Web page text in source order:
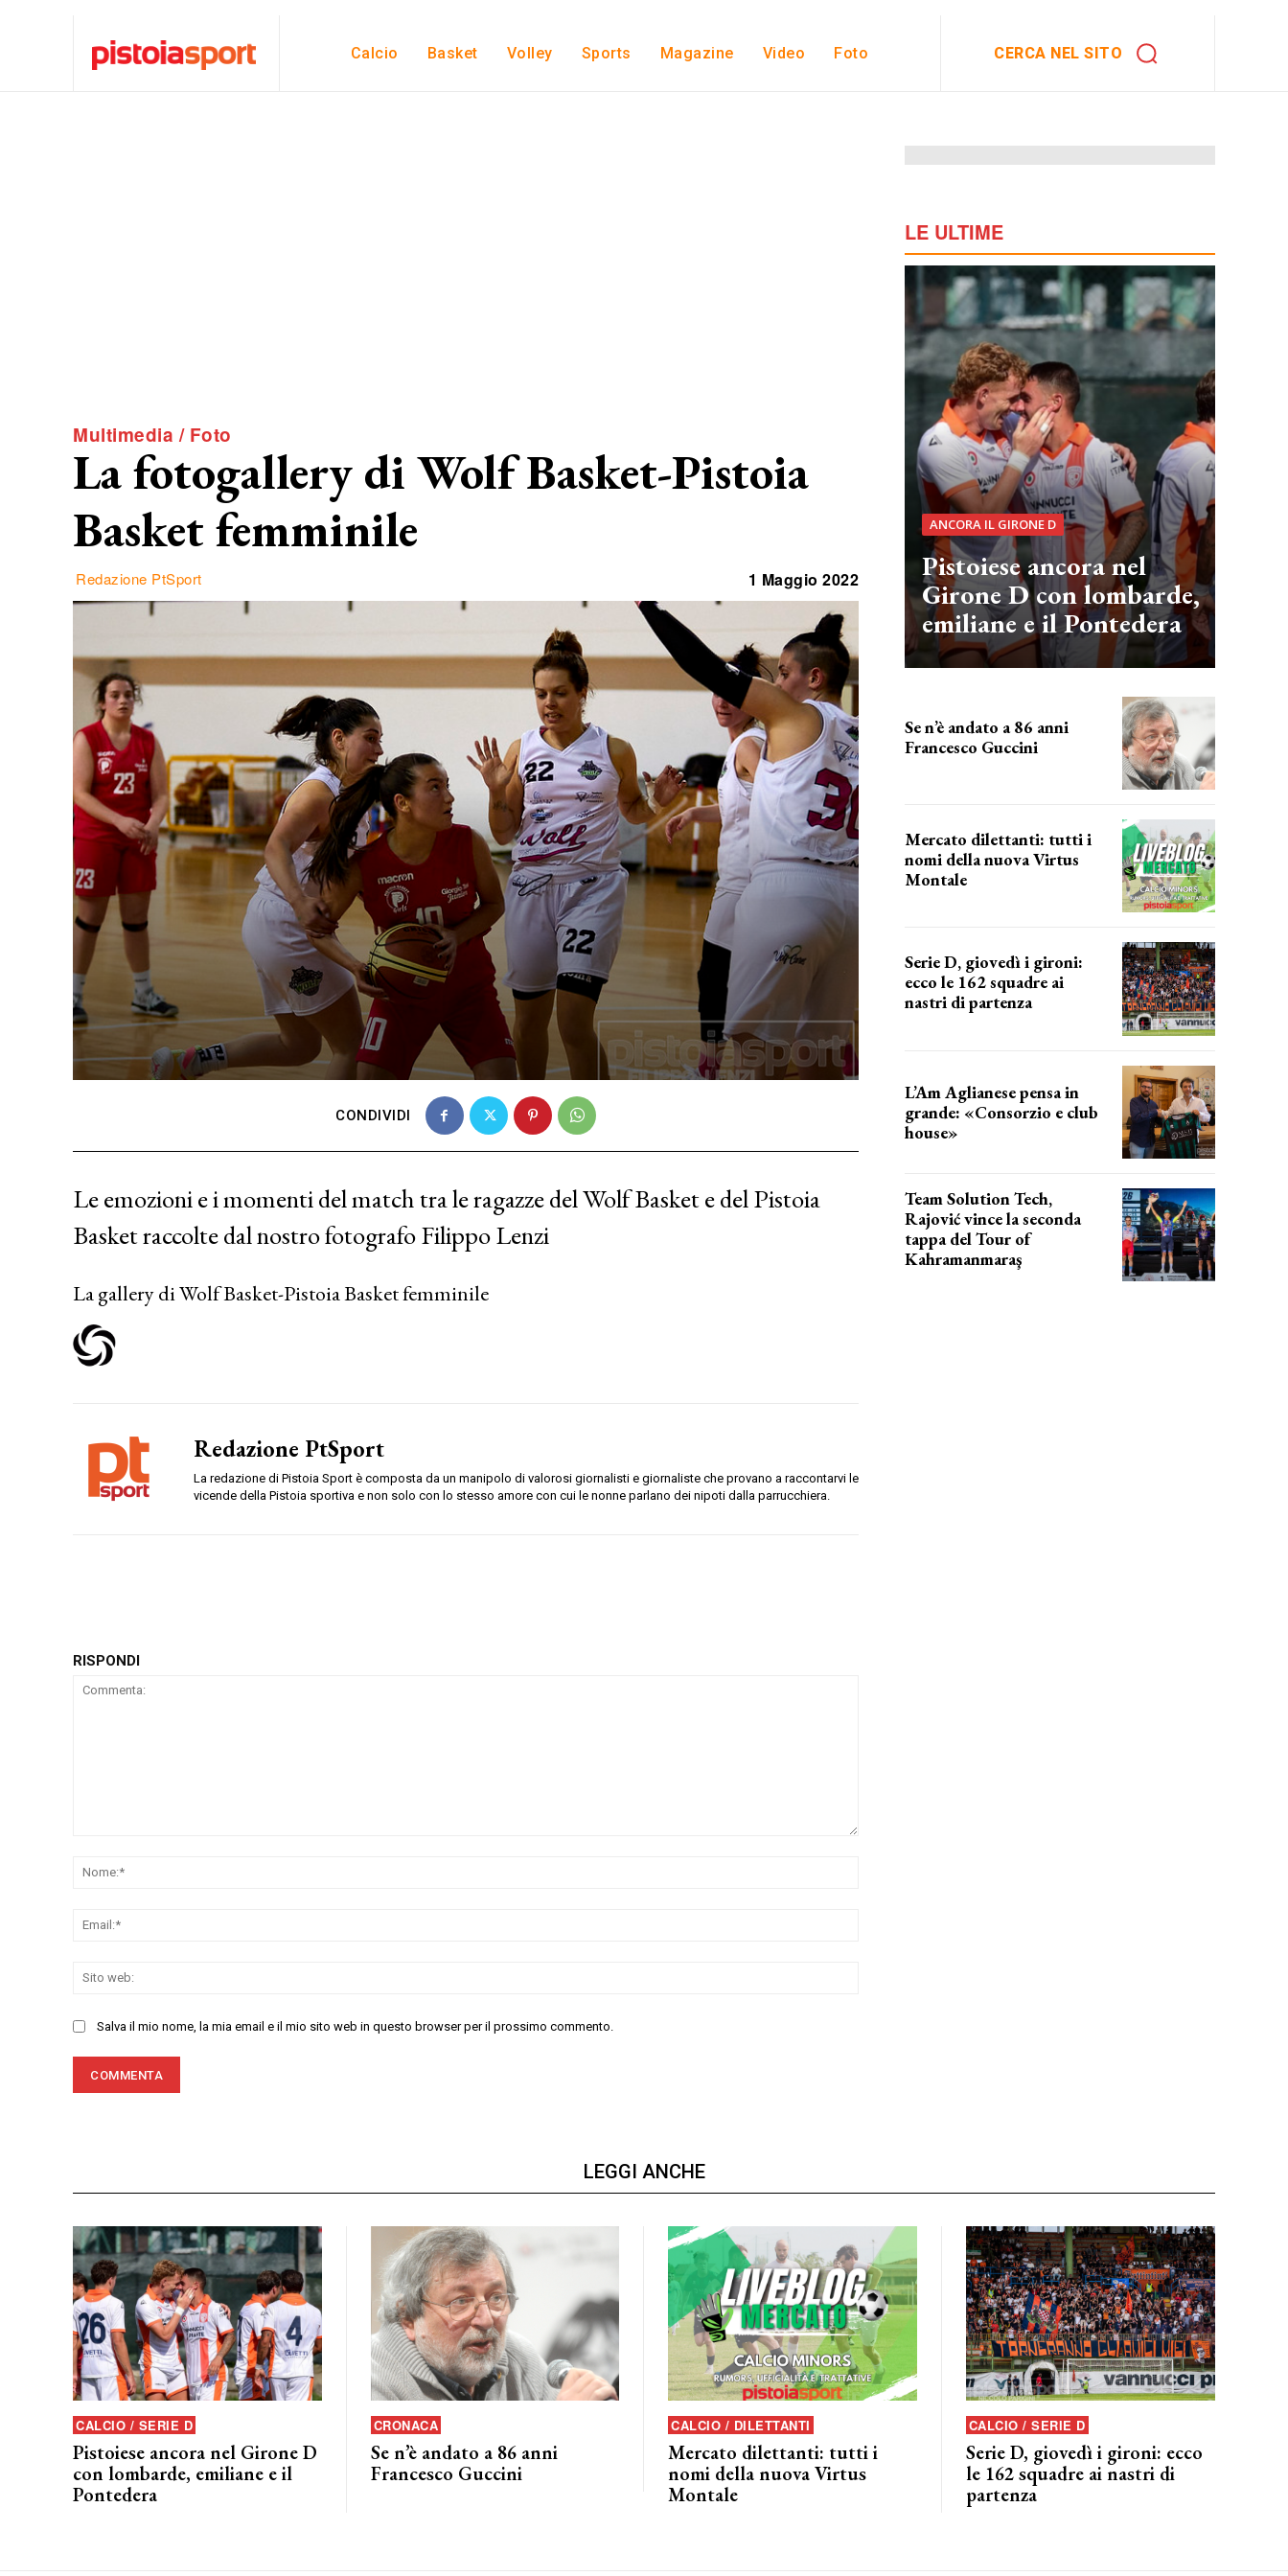
Calcio Basket Volley Sports Magazine Video Foto CERCA NEL SITO
Multimedia / Foto
La fotogallery di Wolf Basket-Pistoia
Basket femminile
Redazione PtSport 1 Maggio 2022
CONDIVIDI
Le emozioni e i momenti del match tra le ragazze del Wolf Basket e del Pistoia
Basket raccolte dal nostro fotografo Filippo Lenzi
La gallery di Wolf Basket-Pistoia Basket femminile
Redazione PtSport
La redazione di Pistoia Sport è composta da un manipolo di valorosi giornalisti e giornaliste che provano a raccontarvi le
vicende della Pistoia sportiva e non solo con lo stesso amore con cui le nonne parlano dei nipoti dalla parrucchiera.
RISPONDI
Salva il mio nome, la mia email e il mio sito web in questo browser per il prossimo commento.
LE ULTIME
ANCORA IL GIRONE D
Pistoiese ancora nel
Girone D con lombarde,
emiliane e il Pontedera
Se n’è andato a 86 anni
Francesco Guccini
Mercato dilettanti: tutti i
nomi della nuova Virtus
Montale
Serie D, giovedì i gironi:
ecco le 162 squadre ai
nastri di partenza
L’Am Aglianese pensa in
grande: «Consorzio e club
house»
Team Solution Tech,
Rajović vince la seconda
tappa del Tour of
Kahramanmaraş
LEGGI ANCHE
CALCIO / SERIE D
Pistoiese ancora nel Girone D
con lombarde, emiliane e il
Pontedera
CRONACA
Se n’è andato a 86 anni
Francesco Guccini
CALCIO / DILETTANTI
Mercato dilettanti: tutti i
nomi della nuova Virtus
Montale
CALCIO / SERIE D
Serie D, giovedì i gironi: ecco
le 162 squadre ai nastri di
partenza